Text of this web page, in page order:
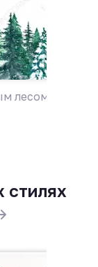
лесом
стилях